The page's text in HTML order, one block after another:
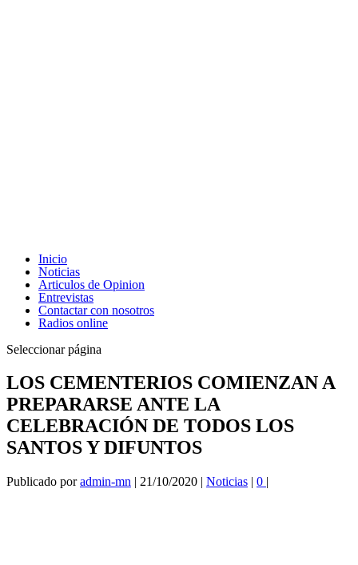
Inicio
Noticias
Articulos de Opinion
Entrevistas
Contactar con nosotros
Radios online
Seleccionar página
LOS CEMENTERIOS COMIENZAN A
PREPARARSE ANTE LA
CELEBRACIÓN DE TODOS LOS
SANTOS Y DIFUNTOS
Publicado poradmin-mn | 21/10/2020 | Noticias | 0 |